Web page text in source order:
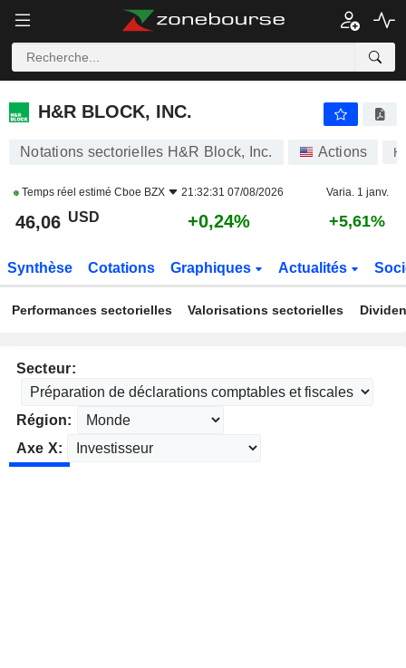
H&R BLOCK, INC.
H&R BLOCK, INC.
Notations sectorielles H&R Block, Inc. Actions
Temps réel estimé Cboe BZX 21:32:31 07/08/2026 Varia. 1 janv.
46,06 USD +0,24% +5,61%
Synthèse Cotations Graphiques Actualités
Performances sectorielles Valorisations sectorielles
Secteur:
Région:
Axe X: